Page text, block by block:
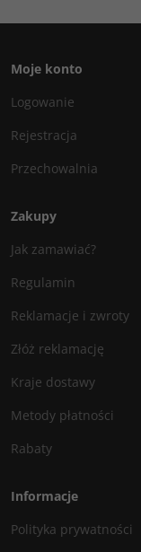
Moje konto
Logowanie
Rejestracja
Przechowalnia
Zakupy
Jak zamawiać?
Regulamin
Reklamacje i zwroty
Złóż reklamację
Kraje dostawy
Metody płatności
Rabaty
Informacje
Polityka prywatności